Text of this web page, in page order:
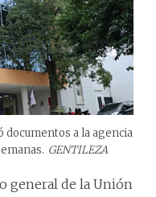
documentos a la agencia
GENTILEZA
general de la Unión